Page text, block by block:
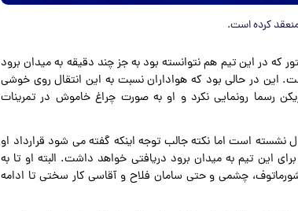
منعقد کرده است.
که در این تیم هم نتوانسته بود به جز چند دقیقه به میدان برود
این در حالی بود که هواداران نسبت به این انتقال روی خوشی
رسما رونمایی نکرد و او به صورت چراغ خاموش در تمرینات
است اما نکته جالب توجه اینکه گفته می شود قرارداد او
این تیم به میدان برود دریافتی خواهد داشت. البته او تا به
چشمی و حتی سامان فلاح و آقاسی کار سختی تا ادامه